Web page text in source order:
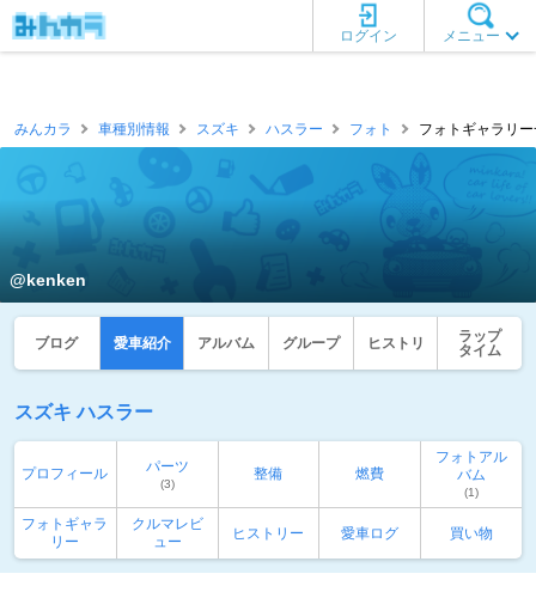
メニュー
ログイン
みんカラ 車種別情報 スズキ ハスラー フォト フォトギャラリ
@kenken
ブログ 愛車紹介 アルバム グループ ヒストリ
ラップ
タイム
スズキ ハスラー
プロフィール パーツ
(3)
整備 燃費
フォトアル
バム
(1)
フォトギャラ
リー
クルマレビ
ュー
ヒストリー 愛車ログ 買い物